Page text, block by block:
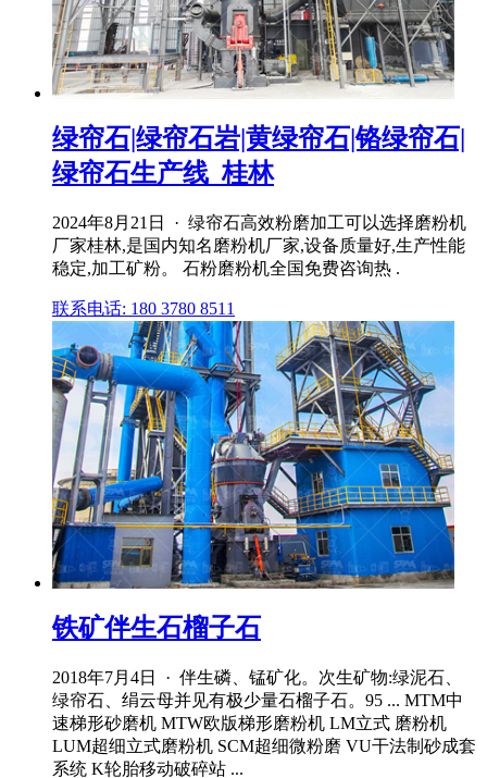
绿帘石|绿帘石岩|黄绿帘石|铬绿帘石|
绿帘石生产线_桂林
2024年8月21日 · 绿帘石高效粉磨加工可以选择磨粉机
厂家桂林,是国内知名磨粉机厂家,设备质量好,生产性能
稳定,加工矿粉。 石粉磨粉机全国免费咨询热 .
联系电话: 180 3780 8511
铁矿伴生石榴子石
2018年7月4日 · 伴生磷、锰矿化。次生矿物:绿泥石、
绿帘石、绢云母并见有极少量石榴子石。95 ... MTM中
速梯形砂磨机 MTW欧版梯形磨粉机 LM立式 磨粉机
LUM超细立式磨粉机 SCM超细微粉磨 VU干法制砂成套
系统 K轮胎移动破碎站 ...